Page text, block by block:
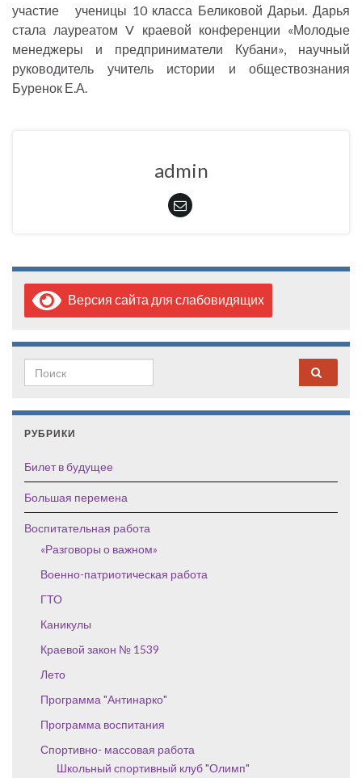
участие ученицы 10 класса Беликовой Дарьи. Дарья
стала лауреатом V краевой конференции «Молодые
менеджеры и предприниматели Кубани», научный
руководитель учитель истории и обществознания
Буренок Е.А.
admin
Версия сайта для слабовидящих
Search for:
РУБРИКИ
Билет в будущее
Большая перемена
Воспитательная работа
«Разговоры о важном»
Военно-патриотическая работа
ГТО
Каникулы
Краевой закон № 1539
Лето
Программа "Антинарко"
Программа воспитания
Спортивно- массовая работа
Школьный спортивный клуб "Олимп"